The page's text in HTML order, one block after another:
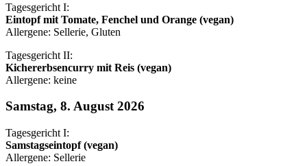
Tagesgericht I:
Eintopf mit Tomate, Fenchel und Orange (vegan)
Allergene: Sellerie, Gluten
Tagesgericht II:
Kichererbsencurry mit Reis (vegan)
Allergene: keine
Samstag, 8. August 2026
Tagesgericht I:
Samstagseintopf (vegan)
Allergene: Sellerie